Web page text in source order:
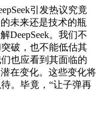
引发热议究竟
未来还是技术的瓶
DeepSeek。我们不
破，也不能低估其
也应看到其面临的
在变化。这些变化将
。毕竟，“让子弹再